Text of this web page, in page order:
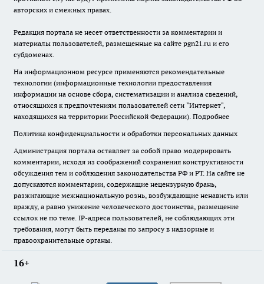
авторских и смежных правах.
Редакция портала не несет ответственности за комментарии и
материалы пользователей, размещенные на сайте pgn21.ru и его
субдоменах.
На информационном ресурсе применяются рекомендательные
технологии (информационные технологии предоставления
информации на основе сбора, систематизации и анализа сведений,
относящихся к предпочтениям пользователей сети "Интернет",
находящихся на территории Российской Федерации). Подробнее
Политика конфиденциальности и обработки персональных данных
Администрация портала оставляет за собой право модерировать
комментарии, исходя из соображений сохранения конструктивности
обсуждения тем и соблюдения законодательства РФ и РТ. На сайте не
допускаются комментарии, содержащие нецензурную брань,
разжигающие межнациональную рознь, возбуждающие ненависть или
вражду, а равно унижение человеческого достоинства, размещение
ссылок не по теме. IP-адреса пользователей, не соблюдающих эти
требования, могут быть переданы по запросу в надзорные и
правоохранительные органы.
16+